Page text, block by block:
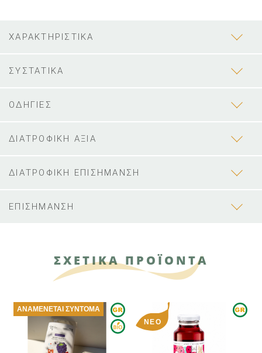
ΧΑΡΑΚΤΗΡΙΣΤΙΚΑ
ΣΥΣΤΑΤΙΚΑ
ΟΔΗΓΙΕΣ
ΔΙΑΤΡΟΦΙΚΗ ΑΞΙΑ
ΔΙΑΤΡΟΦΙΚΗ ΕΠΙΣΗΜΑΝΣΗ
ΕΠΙΣΗΜΑΝΣΗ
ΣΧΕΤΙΚΑ ΠΡΟΪΟΝΤΑ
ΑΝΑΜΈΝΕΤΑΙ ΣΎΝΤΟΜΑ
ΝΈΟ